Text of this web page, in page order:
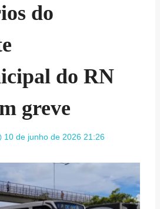
do
do RN
greve
10 de junho de 2026 21:26